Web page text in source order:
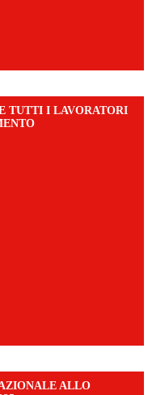
TUTTI I LAVORATORI
ALLO